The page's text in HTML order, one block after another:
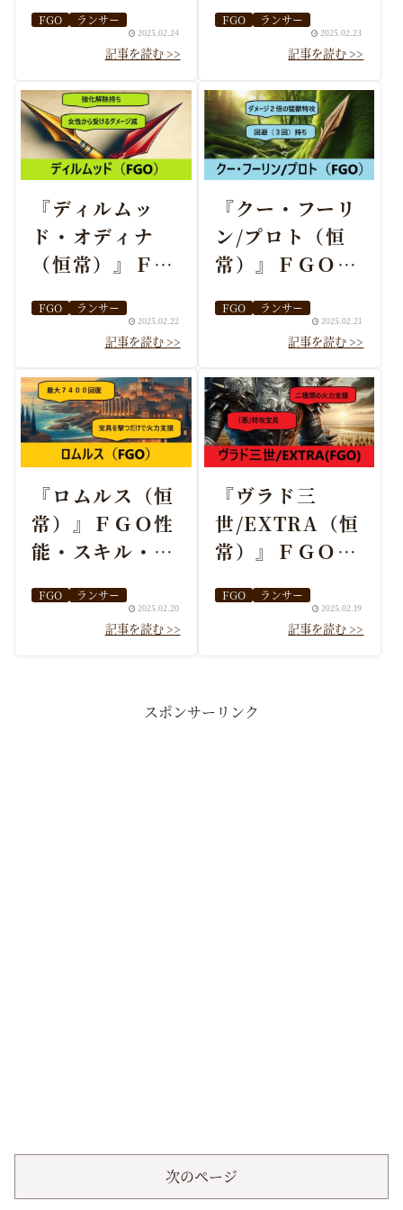
成まとめ
2025.02.24
FGO ランサー
すすめ編成まと
2025.02.23
FGO ランサー
『ディルムッ
ド・オディナ
（恒常）』ＦＧ
ル・おすすめ編
成まとめ
2025.02.22
FGO ランサー
『クー・フーリ
ン/プロト（恒
常）』ＦＧＯ性
すすめ編成まと
2025.02.21
FGO ランサー
『ロムルス（恒
常）』ＦＧＯ性
能・スキル・お
め
2025.02.20
FGO ランサー
『ヴラド三
世/EXTRA（恒
常）』ＦＧＯ性
すすめ編成まと
2025.02.19
FGO ランサー
スポンサーリンク
次のページ